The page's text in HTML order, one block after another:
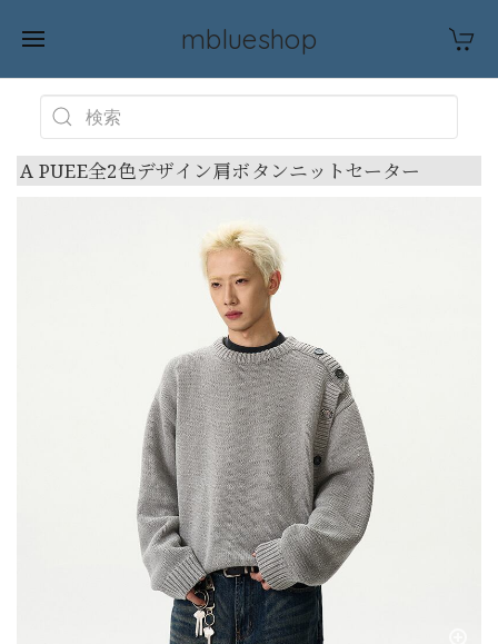
mblueshop
A PUEE全2色デザイン肩ボタンニットセーター